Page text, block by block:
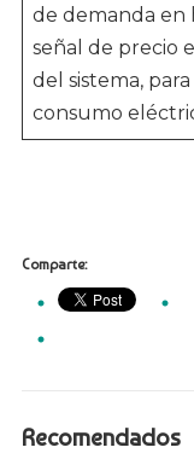
de demanda en
señal de precio
del sistema,
consumo
Comparte:
Recomendados